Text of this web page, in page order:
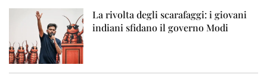
La rivolta degli scarafaggi: i giovani
indiani sfidano il governo Modi